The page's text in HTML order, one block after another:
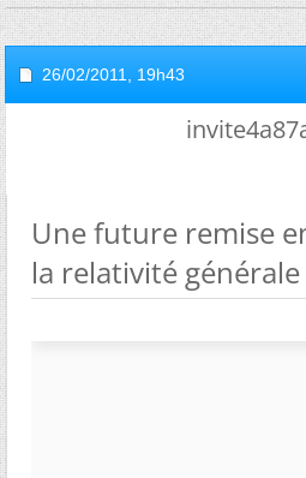
26/02/2011, 19h43
Une future remise
la relativité générale